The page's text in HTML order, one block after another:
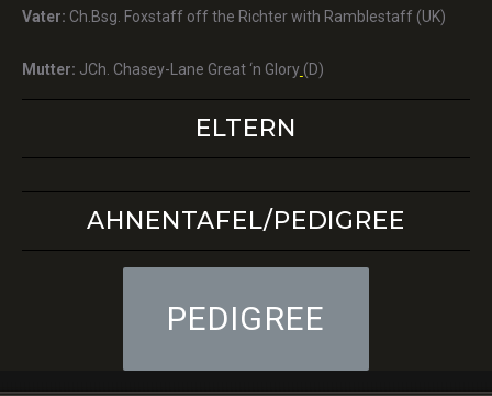
Vater: Ch.Bsg. Foxstaff off the Richter with Ramblestaff (UK)
Mutter: JCh. Chasey-Lane Great ‘n Glory (D)
ELTERN
AHNENTAFEL/PEDIGREE
PEDIGREE